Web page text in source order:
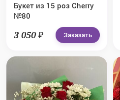
Букет из 15 роз Cherry
№80
3 050 ₽ Заказать